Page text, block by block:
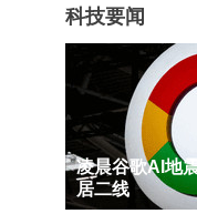
科技要闻
凌晨谷歌AI地
居二线